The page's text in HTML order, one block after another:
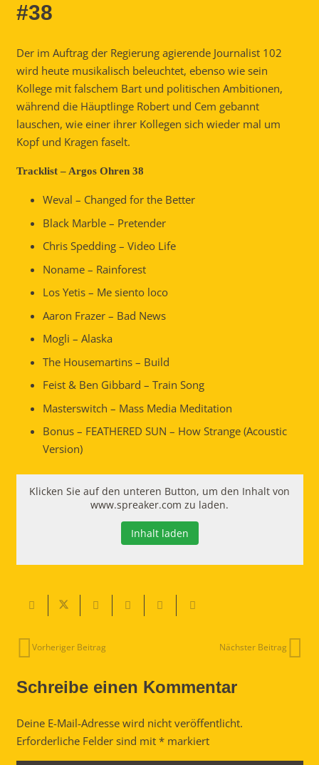
#38
Der im Auftrag der Regierung agierende Journalist 102
wird heute musikalisch beleuchtet, ebenso wie sein
Kollege mit falschem Bart und politischen Ambitionen,
während die Häuptlinge Robert und Cem gebannt
lauschen, wie einer ihrer Kollegen sich wieder mal um
Kopf und Kragen faselt.
Tracklist – Argos Ohren 38
Weval – Changed for the Better
Black Marble – Pretender
Chris Spedding – Video Life
Noname – Rainforest
Los Yetis – Me siento loco
Aaron Frazer – Bad News
Mogli – Alaska
The Housemartins – Build
Feist & Ben Gibbard – Train Song
Masterswitch – Mass Media Meditation
Bonus – FEATHERED SUN – How Strange (Acoustic
Version)
Klicken Sie auf den unteren Button, um den Inhalt von
www.spreaker.com zu laden.
Inhalt laden
Vorheriger Beitrag Nächster Beitrag
Schreibe einen Kommentar
Deine E-Mail-Adresse wird nicht veröffentlicht.
Erforderliche Felder sind mit *markiert